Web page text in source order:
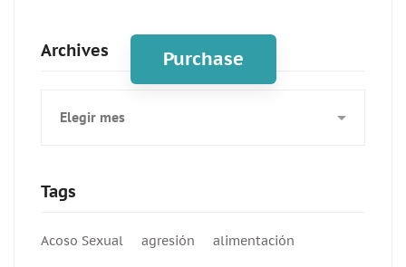
Purchase
Archives
Tags
Acoso Sexual agresión alimentación